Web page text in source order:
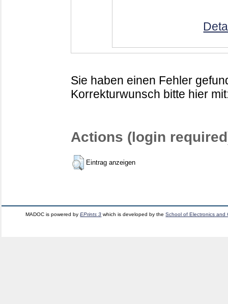
Sie haben einen Fehler
Korrekturwunsch bitte hier
Actions (login
Eintrag anzeigen
MADOC is powered byEPrints 3 which is developed by theSchool of Electronics and